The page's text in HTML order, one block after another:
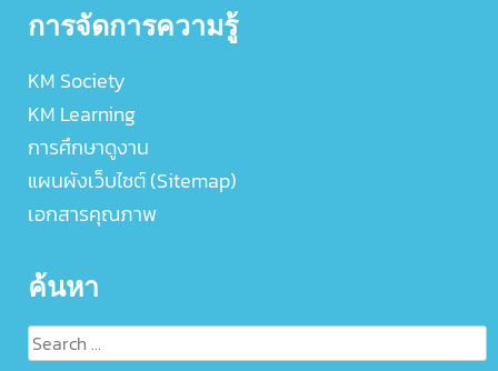
การจัดการความรู้
KM Society
KM Learning
การศึกษาดูงาน
แผนผังเว็บไซต์ (Sitemap)
เอกสารคุณภาพ
ค้นหา
Search